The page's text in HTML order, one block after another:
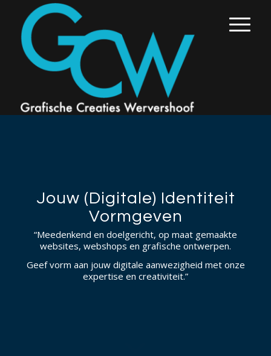
Jouw (Digitale) Identiteit
Vormgeven
“Meedenkend en doelgericht, op maat gemaakte
websites, webshops en grafische ontwerpen.
Geef vorm aan jouw digitale aanwezigheid met onze
expertise en creativiteit.”